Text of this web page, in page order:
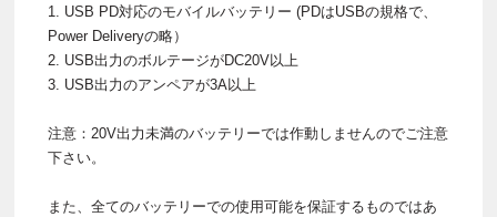
1. USB PD対応のモバイルバッテリー (PDはUSBの規格で、
Power Deliveryの略）
2. USB出力のボルテージがDC20V以上
3. USB出力のアンペアが3A以上
注意：20V出力未満のバッテリーでは作動しませんのでご注意
下さい。
また、全てのバッテリーでの使用可能を保証するものではあ